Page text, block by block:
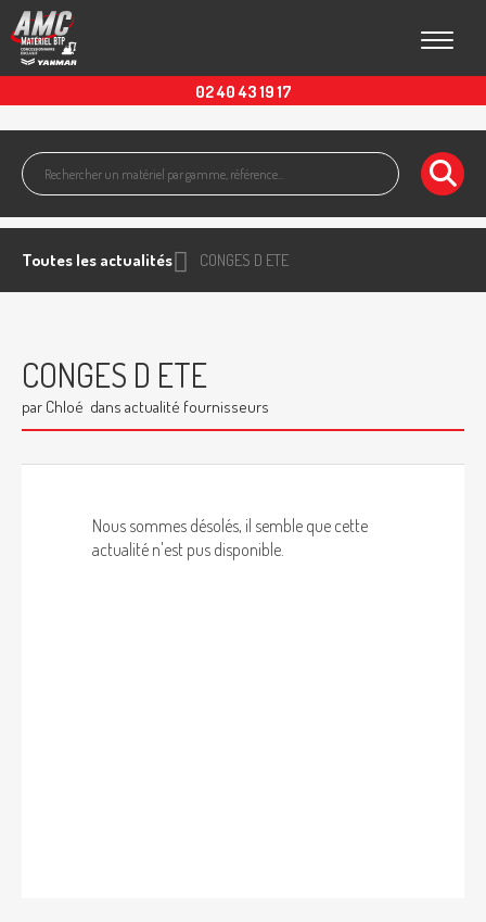
02 40 43 19 17
Toutes les actualités CONGES D ETE
CONGES D ETE
par Chloé dans actualité fournisseurs
Nous sommes désolés, il semble que cette
actualité n'est pus disponible.